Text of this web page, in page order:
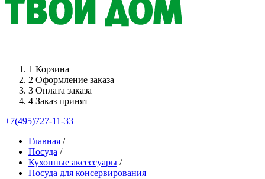
1 Корзина
2 Оформление заказа
3 Оплата заказа
4 Заказ принят
+7(495)727-11-33
Главная /
Посуда /
Кухонные аксессуары /
Посуда для консервирования